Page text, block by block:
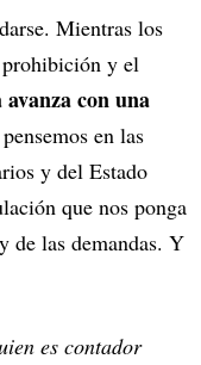
Mientras los
prohibición y el
con una
en las
y del Estado
que nos ponga
de las demandas. Y
es contador